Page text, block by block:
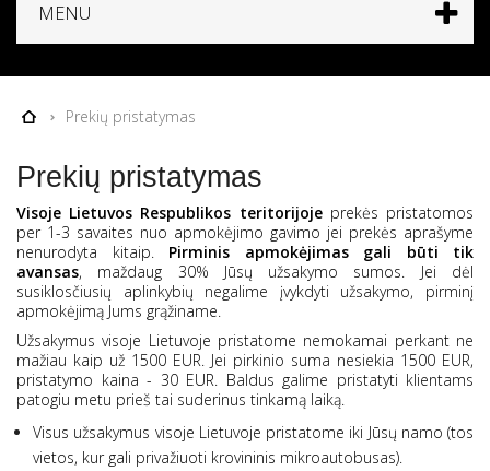
MENU
Prekių pristatymas
Prekių pristatymas
Visoje Lietuvos Respublikos teritorijoje prekės pristatomos
per 1-3 savaites nuo apmokėjimo gavimo jei prekės aprašyme
nenurodyta kitaip. Pirminis apmokėjimas gali būti tik
avansas, maždaug 30% Jūsų užsakymo sumos. Jei dėl
susiklosčiusių aplinkybių negalime įvykdyti užsakymo, pirminį
apmokėjimą Jums grąžiname.
Užsakymus visoje Lietuvoje pristatome nemokamai perkant ne
mažiau kaip už 1500 EUR. Jei pirkinio suma nesiekia 1500 EUR,
pristatymo kaina - 30 EUR. Baldus galime pristatyti klientams
patogiu metu prieš tai suderinus tinkamą laiką.
Visus užsakymus visoje Lietuvoje pristatome iki Jūsų namo (tos
vietos, kur gali privažiuoti krovininis mikroautobusas).